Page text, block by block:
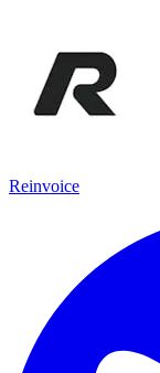
Reinvoice